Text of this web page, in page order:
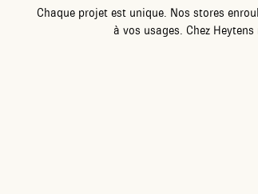
Chaque projet est unique. Nos stores
à vos usages. Chez